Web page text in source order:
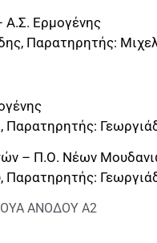
Ερμογένης
Παρατηρητής:
Παρατηρητής:
– Π.Ο. Νέων
Παρατηρητής:
ΑΝΟΔΟΥ Α2